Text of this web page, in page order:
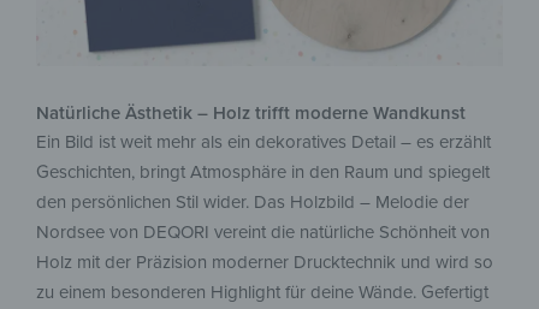
Natürliche Ästhetik – Holz trifft moderne Wandkunst
Ein Bild ist weit mehr als ein dekoratives Detail – es erzählt
Geschichten, bringt Atmosphäre in den Raum und spiegelt
den persönlichen Stil wider. Das Holzbild – Melodie der
Nordsee von DEQORI vereint die natürliche Schönheit von
Holz mit der Präzision moderner Drucktechnik und wird so
zu einem besonderen Highlight für deine Wände. Gefertigt